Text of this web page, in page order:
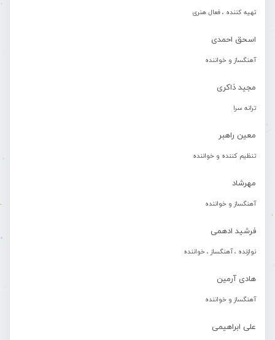
تهیه کننده ، فعال هنری
اسحق احمدی
آهنگساز و خواننده
مجید ذاکری
ترانه سرا
معین راهبر
تنظیم کننده و خواننده
مهرشاد
آهنگساز و خواننده
فرشید ادهمی
نوازنده ، آهنگساز ، خواننده
هادی آرمین
آهنگساز و خواننده
علی ابراهیمی